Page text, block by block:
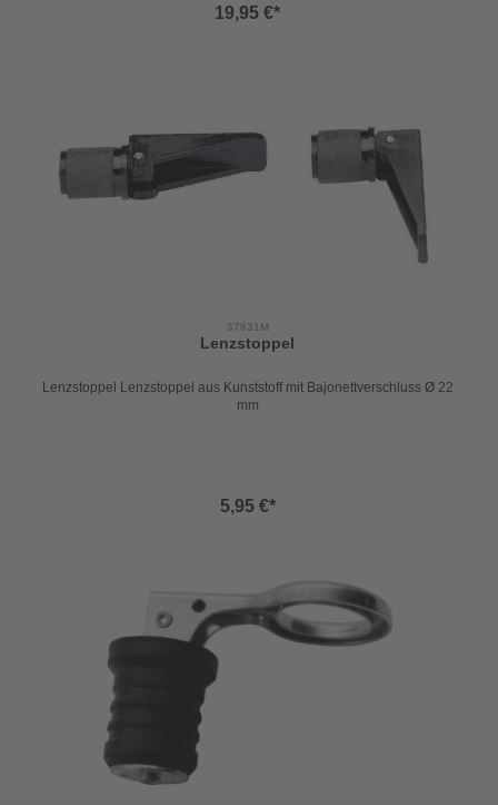
19,95 €*
37831M
Lenzstoppel
Lenzstoppel Lenzstoppel aus Kunststoff mit Bajonettverschluss Ø 22
mm
5,95 €*